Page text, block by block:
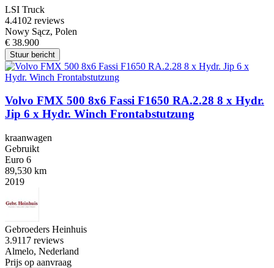
LSI Truck
4.4102 reviews
Nowy Sącz, Polen
€ 38.900
Stuur bericht
Volvo FMX 500 8x6 Fassi F1650 RA.2.28 8 x Hydr.
Jip 6 x Hydr. Winch Frontabstutzung
kraanwagen
Gebruikt
Euro 6
89,530 km
2019
Gebroeders Heinhuis
3.9117 reviews
Almelo, Nederland
Prijs op aanvraag